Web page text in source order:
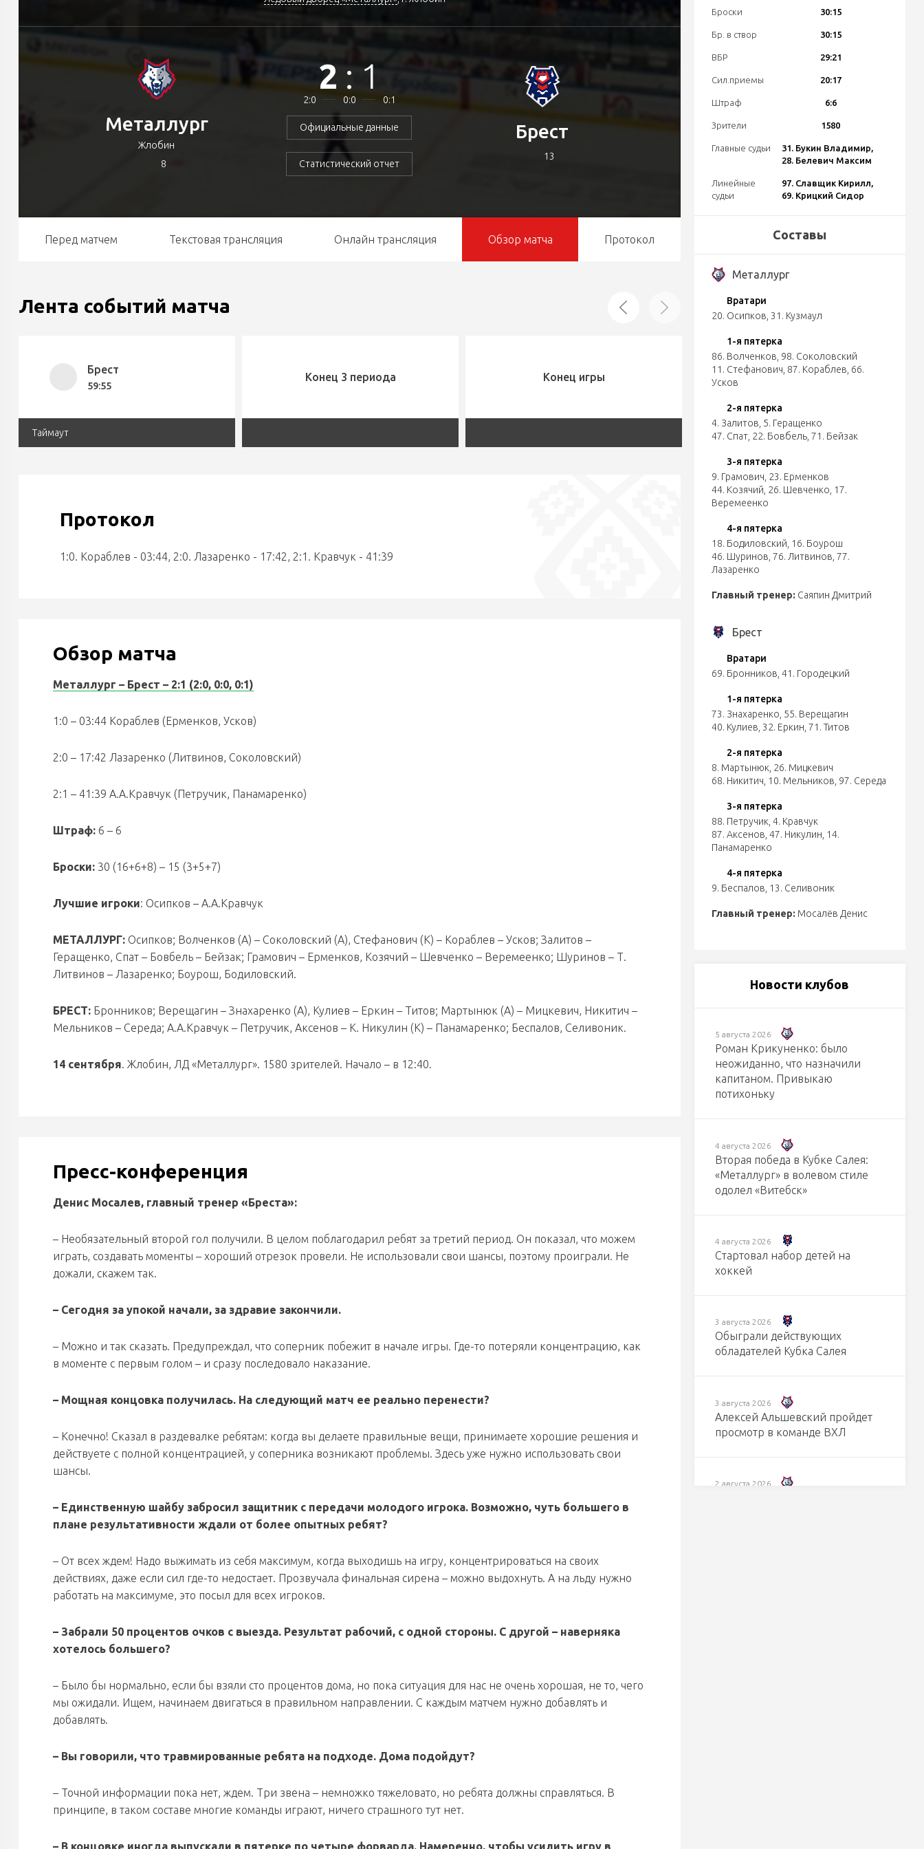
Металлург
Жлобин
8
2 :1
2:0 0:0 0:1
Официальные данные
Статистический отчет
Брест
13
Перед матчем Текстовая трансляция Онлайн трансляция Обзор матча Протокол
Лента событий матча
Брест
59:55
Таймаут
Конец 3 периода Конец игры
Протокол
1:0. Кораблев - 03:44, 2:0. Лазаренко - 17:42, 2:1. Кравчук - 41:39
Обзор матча
Металлург – Брест – 2:1 (2:0, 0:0, 0:1)
1:0 – 03:44 Кораблев (Ерменков, Усков)
2:0 – 17:42 Лазаренко (Литвинов, Соколовский)
2:1 – 41:39 А.А.Кравчук (Петручик, Панамаренко)
Штраф: 6 – 6
Броски: 30 (16+6+8) – 15 (3+5+7)
Лучшие игроки: Осипков – А.А.Кравчук
МЕТАЛЛУРГ: Осипков; Волченков (А) – Соколовский (А), Стефанович (К) – Кораблев – Усков; Залитов –
Геращенко, Спат – Бовбель – Бейзак; Грамович – Ерменков, Козячий – Шевченко – Веремеенко; Шуринов – Т.
Литвинов – Лазаренко; Боурош, Бодиловский.
БРЕСТ: Бронников; Верещагин – Знахаренко (А), Кулиев – Еркин – Титов; Мартынюк (А) – Мицкевич, Никитич –
Мельников – Середа; А.А.Кравчук – Петручик, Аксенов – К. Никулин (К) – Панамаренко; Беспалов, Селивоник.
14 сентября. Жлобин, ЛД «Металлург». 1580 зрителей. Начало – в 12:40.
Пресс-конференция
Денис Мосалев, главный тренер «Бреста»:
– Необязательный второй гол получили. В целом поблагодарил ребят за третий период. Он показал, что можем
играть, создавать моменты – хороший отрезок провели. Не использовали свои шансы, поэтому проиграли. Не
дожали, скажем так.
– Сегодня за упокой начали, за здравие закончили.
– Можно и так сказать. Предупреждал, что соперник побежит в начале игры. Где-то потеряли концентрацию, как
в моменте с первым голом – и сразу последовало наказание.
– Мощная концовка получилась. На следующий матч ее реально перенести?
– Конечно! Сказал в раздевалке ребятам: когда вы делаете правильные вещи, принимаете хорошие решения и
действуете с полной концентрацией, у соперника возникают проблемы. Здесь уже нужно использовать свои
шансы.
– Единственную шайбу забросил защитник с передачи молодого игрока. Возможно, чуть большего в
плане результативности ждали от более опытных ребят?
– От всех ждем! Надо выжимать из себя максимум, когда выходишь на игру, концентрироваться на своих
действиях, даже если сил где-то недостает. Прозвучала финальная сирена – можно выдохнуть. А на льду нужно
работать на максимуме, это посыл для всех игроков.
– Забрали 50 процентов очков с выезда. Результат рабочий, с одной стороны. С другой – наверняка
хотелось большего?
– Было бы нормально, если бы взяли сто процентов дома, но пока ситуация для нас не очень хорошая, не то, чего
мы ожидали. Ищем, начинаем двигаться в правильном направлении. С каждым матчем нужно добавлять и
добавлять.
– Вы говорили, что травмированные ребята на подходе. Дома подойдут?
– Точной информации пока нет, ждем. Три звена – немножко тяжеловато, но ребята должны справляться. В
принципе, в таком составе многие команды играют, ничего страшного тут нет.
– В концовке иногда выпускали в пятерке по четыре форварда. Намеренно, чтобы усилить игру в
Броски 30:15
Бр. в створ 30:15
ВБР 29:21
Сил.приемы 20:17
Штраф 6:6
Зрители 1580
Главные судьи
31. Букин Владимир,
28. Белевич Максим
Линейные
судьи
97. Славщик Кирилл,
69. Крицкий Сидор
Составы
Металлург
Вратари
20. Осипков 31. Кузмаул
1-я пятерка
86. Волченков 98. Соколовский
11. Стефанович 87. Кораблев 66.
Усков
2-я пятерка
4. Залитов 5. Геращенко
47. Спат, 22. Бовбель, 71. Бейзак
3-я пятерка
9. Грамович 23. Ерменков
44. Козячий 26. Шевченко 17.
Веремеенко
4-я пятерка
18. Бодиловский 16. Боурош
46. Шуринов 76. Литвинов 77.
Лазаренко
Главный тренер: Саяпин Дмитрий
Брест
Вратари
69. Бронников 41. Городецкий
1-я пятерка
73. Знахаренко 55. Верещагин
40. Кулиев 32. Еркин 71. Титов
2-я пятерка
8. Мартынюк 26. Мицкевич
68. Никитич 10. Мельников 97. Середа
3-я пятерка
88. Петручик 4. Кравчук
87. Аксенов 47. Никулин 14.
Панамаренко
4-я пятерка
9. Беспалов 13. Селивоник
Главный тренер: Мосалёв Денис
Новости клубов
5 августа 2026
Роман Крикуненко: было
неожиданно, что назначили
капитаном. Привыкаю
потихоньку
4 августа 2026
Вторая победа в Кубке Салея:
«Металлург» в волевом стиле
одолел «Витебск»
4 августа 2026
Стартовал набор детей на
хоккей
3 августа 2026
Обыграли действующих
обладателей Кубка Салея
3 августа 2026
Алексей Альшевский пройдет
просмотр в команде ВХЛ
2 августа 2026